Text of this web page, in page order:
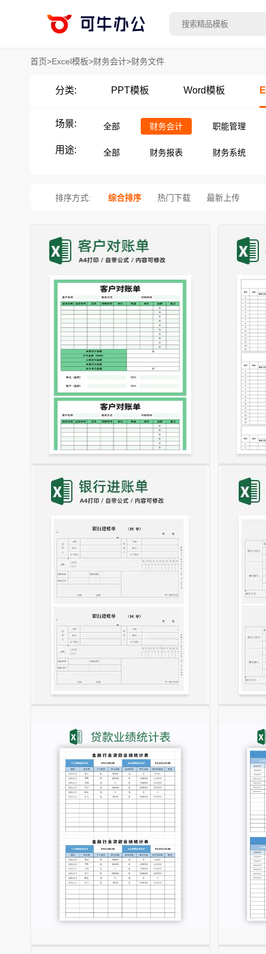
首页>Excel模板>财务会计>财务文件
分类: PPT模板 Word模板
场景: 全部 财务会计 职能管理
用途: 全部 财务报表 财务系统
排序方式: 综合排序 热门下载 最新上传